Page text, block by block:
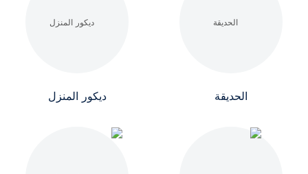
الحديقة ديكور المنزل